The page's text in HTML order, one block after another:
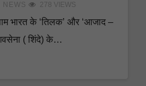
NEWS 278 VIEWS
भारत के ‘तिलक’ और ‘आजाद –
( शिंदे) के…